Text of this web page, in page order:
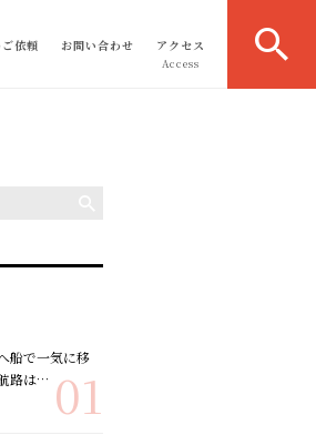
依頼 お問い合わせ アクセス
Access
船で一気に移
路は… 01